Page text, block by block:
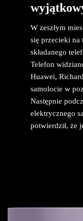
W zeszłym
się przecieki na
składanego
Telefon
Huawei,
samolocie w
Następnie
elektrycznego
potwierdził, że